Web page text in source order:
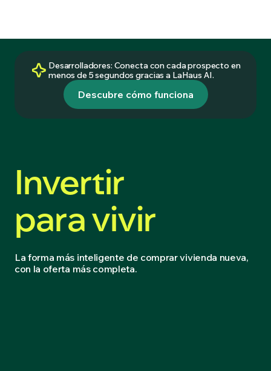
Desarrolladores: Conecta con cada prospecto en
menos de 5 segundos gracias a LaHaus AI.
Descubre cómo funciona
Invertir
para vivir
La forma más inteligente de comprar vivienda nueva,
con la oferta más completa.